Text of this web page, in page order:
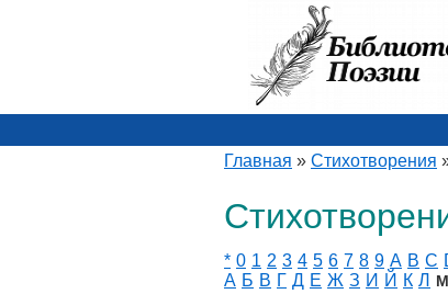
Главная » Стихотворения
* 0 1 2 3 4 5 6 7 8 9 A B C
А Б В Г Д Е Ж З И Й К Л М